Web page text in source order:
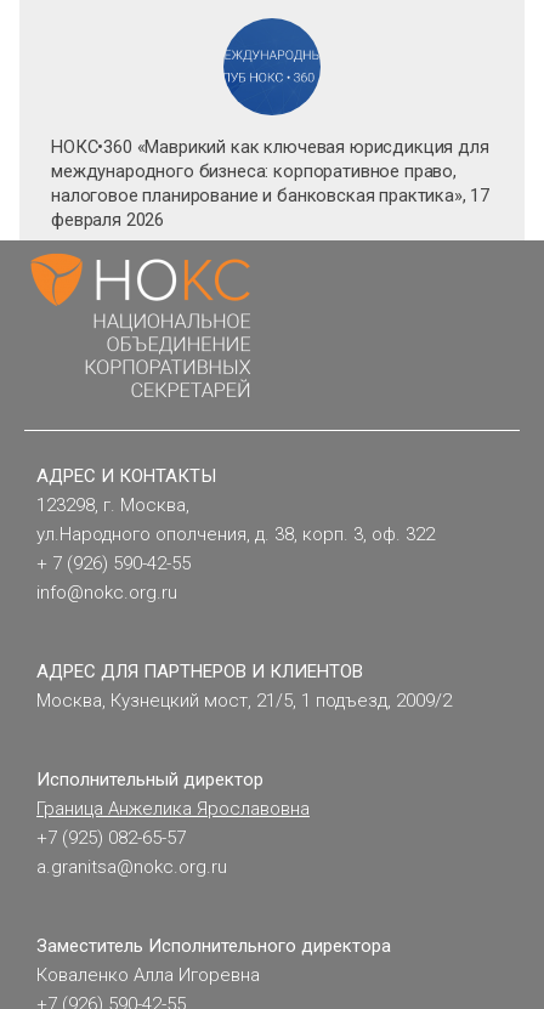
НОКС•360 «Маврикий как ключевая юрисдикция для
международного бизнеса: корпоративное право,
налоговое планирование и банковская практика», 17
февраля 2026
АДРЕС И КОНТАКТЫ
123298, г. Москва,
ул.Народного ополчения, д. 38, корп. 3, оф. 322
+ 7 (926) 590-42-55
info@nokc.org.ru
АДРЕС ДЛЯ ПАРТНЕРОВ И КЛИЕНТОВ
Москва, Кузнецкий мост, 21/5, 1 подъезд, 2009/2
Исполнительный директор
Граница Анжелика Ярославовна
+7 (925) 082-65-57
a.granitsa@nokc.org.ru
Заместитель Исполнительного директора
Коваленко Алла Игоревна
+7 (926) 590-42-55